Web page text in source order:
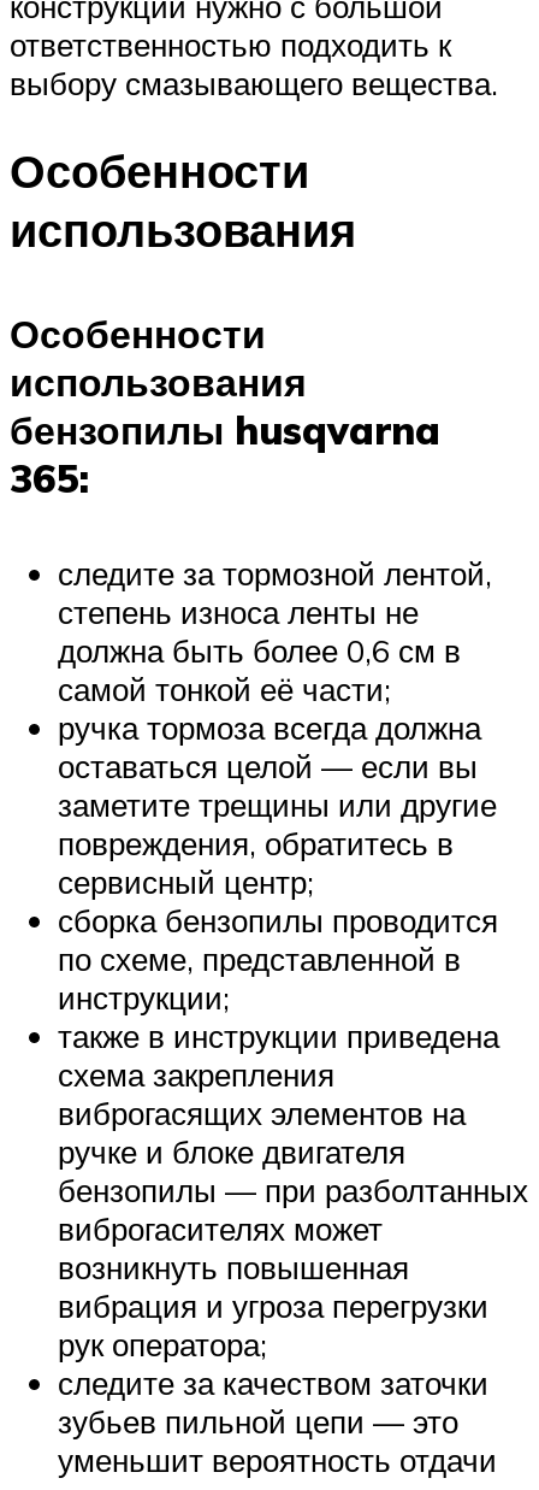
ответственностью подходить к
выбору смазывающего вещества.
Особенности
использования
Особенности
использования
бензопилы husqvarna
365:
следите за тормозной лентой,
степень износа ленты не
должна быть более 0,6 см в
самой тонкой её части;
ручка тормоза всегда должна
оставаться целой — если вы
заметите трещины или другие
повреждения, обратитесь в
сервисный центр;
сборка бензопилы проводится
по схеме, представленной в
инструкции;
также в инструкции приведена
схема закрепления
виброгасящих элементов на
ручке и блоке двигателя
бензопилы — при разболтанных
виброгасителях может
возникнуть повышенная
вибрация и угроза перегрузки
рук оператора;
следите за качеством заточки
зубьев пильной цепи — это
уменьшит вероятность отдачи